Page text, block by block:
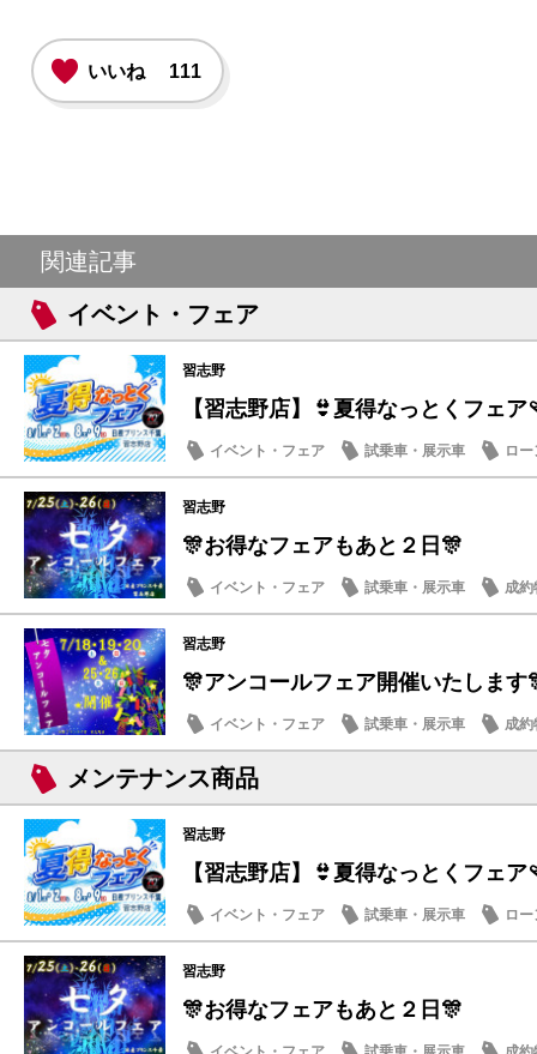
いいね 111
関連記事
イベント・フェア
習志野
【習志野店】👙夏得なっとくフェ
イベント・フェア 試乗車・展示車
ロー
日産のお店
習志野
🎊お得なフェアもあと２日🎊
イベント・フェア 試乗車・展示車
成約
メンテナンス商品
習志野
🎊アンコールフェア開催いたします
イベント・フェア 試乗車・展示車
成約
メンテナンス商品
メンテナンス商品
習志野
【習志野店】👙夏得なっとくフェ
イベント・フェア 試乗車・展示車
ロー
日産のお店
習志野
🎊お得なフェアもあと２日🎊